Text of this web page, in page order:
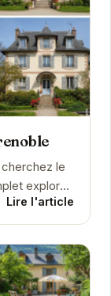
le
Lire l'article